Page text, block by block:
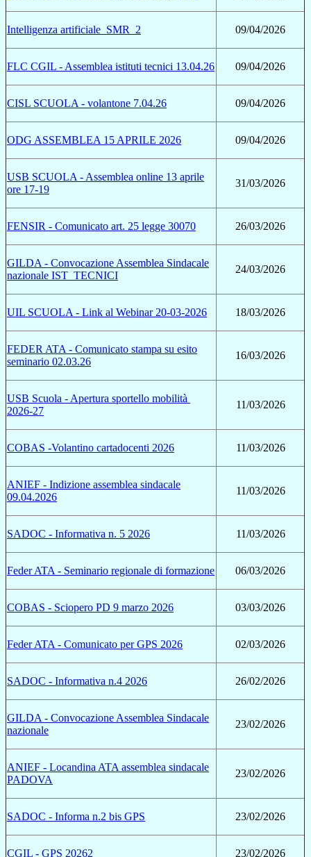
Intelligenza artificiale_SMR_2 09/04/2026
FLC CGIL - Assemblea istituti tecnici 13.04.26 09/04/2026
CISL SCUOLA - volantone 7.04.26 09/04/2026
ODG ASSEMBLEA 15 APRILE 2026 09/04/2026
USB SCUOLA - Assemblea online 13 aprile
ore 17-19
31/03/2026
FENSIR - Comunicato art. 25 legge 30070 26/03/2026
GILDA - Convocazione Assemblea Sindacale
nazionale IST_TECNICI
24/03/2026
UIL SCUOLA - Link al Webinar 20-03-2026 18/03/2026
FEDER ATA - Comunicato stampa su esito
seminario 02.03.26
16/03/2026
USB Scuola - Apertura sportello mobilità
2026-27
11/03/2026
COBAS -Volantino cartadocenti 2026 11/03/2026
ANIEF - Indizione assemblea sindacale
09.04.2026
11/03/2026
SADOC - Informativa n. 5 2026 11/03/2026
Feder ATA - Seminario regionale di formazione 06/03/2026
COBAS - Sciopero PD 9 marzo 2026 03/03/2026
Feder ATA - Comunicato per GPS 2026 02/03/2026
SADOC - Informativa n.4 2026 26/02/2026
GILDA - Convocazione Assemblea Sindacale
nazionale
23/02/2026
ANIEF - Locandina ATA assemblea sindacale
PADOVA
23/02/2026
SADOC - Informa n.2 bis GPS 23/02/2026
CGIL - GPS 20262 23/02/2026